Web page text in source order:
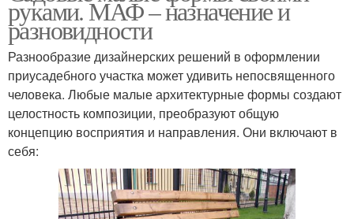
руками. МАФ – назначение и
разновидности
Разнообразие дизайнерских решений в оформлении
приусадебного участка может удивить непосвященного
человека. Любые малые архитектурные формы создают
целостность композиции, преобразуют общую
концепцию восприятия и направления. Они включают в
себя: